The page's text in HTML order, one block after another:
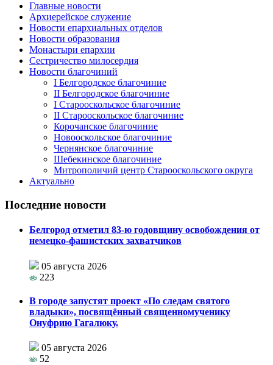
Главные новости
Архиерейское служение
Новости епархиальных отделов
Новости образования
Монастыри епархии
Сестричество милосердия
Новости благочиний
I Белгородское благочиние
II Белгородское благочиние
I Старооскольское благочиние
II Старооскольское благочиние
Корочанское благочиние
Новооскольское благочиние
Чернянское благочиние
Шебекинское благочиние
Митрополичий центр Старооскольского округа
Актуально
Последние новости
Белгород отметил 83-ю годовщину освобождения от
немецко-фашистских захватчиков
05 августа 2026
223
В городе запустят проект «По следам святого
владыки», посвящённый священномученику
Онуфрию Гагалюку.
05 августа 2026
52